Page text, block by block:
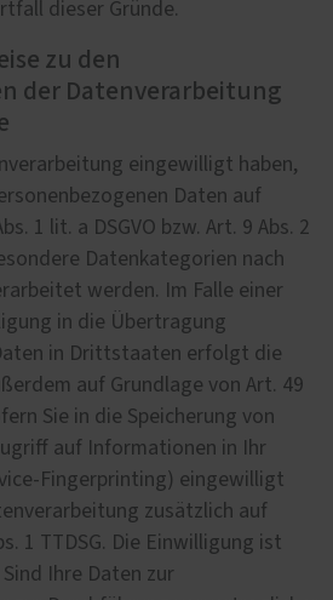
dieser Gründe.
zu den
der Datenverarbeitung
eingewilligt haben,
Daten auf
1 lit. a DSGVO bzw. Art. 9 Abs. 2
Datenkategorien nach
werden. Im Falle einer
in die Übertragung
in Drittstaaten erfolgt die
auf Grundlage von Art. 49
Sie in die Speicherung von
auf Informationen in Ihr
Fingerprinting) eingewilligt
zusätzlich auf
1 TTDSG. Die Einwilligung ist
Ihre Daten zur